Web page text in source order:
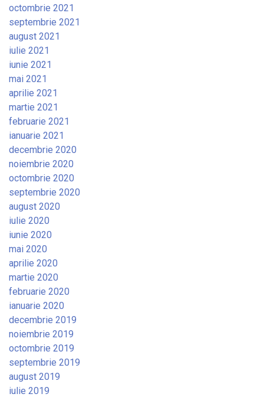
octombrie 2021
septembrie 2021
august 2021
iulie 2021
iunie 2021
mai 2021
aprilie 2021
martie 2021
februarie 2021
ianuarie 2021
decembrie 2020
noiembrie 2020
octombrie 2020
septembrie 2020
august 2020
iulie 2020
iunie 2020
mai 2020
aprilie 2020
martie 2020
februarie 2020
ianuarie 2020
decembrie 2019
noiembrie 2019
octombrie 2019
septembrie 2019
august 2019
iulie 2019